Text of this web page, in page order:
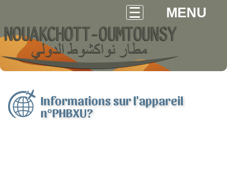
MENU
Informations sur l'appareil
n°PHBXU?